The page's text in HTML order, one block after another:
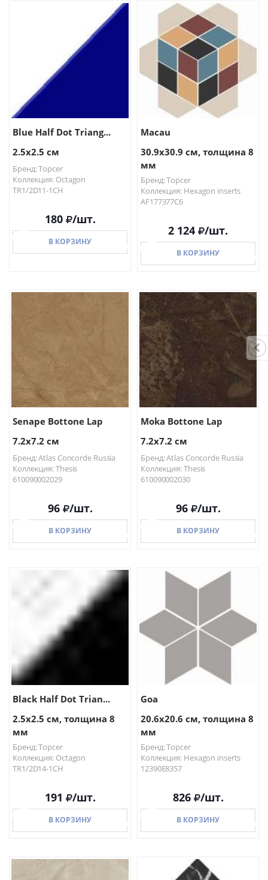
В КОРЗИНУ
Blue Half Dot Triang...
2.5x2.5 см
Бренд: Topcer
Коллекция: Octagon
TR1/2D11-1CH
180 /шт.
В КОРЗИНУ
Macau
30.9x30.9 см, толщина 8
мм
Бренд: Topcer
Коллекция: Hexagon inserts
AF177377C6
2 124 /шт.
В КОРЗИНУ
В КОРЗИНУ
Senape Bottone Lap
7.2x7.2 см
Бренд: Atlas Concorde Russia
Коллекция: Thesis
610090002029
96 /шт.
В КОРЗИНУ
В КОРЗИНУ
Moka Bottone Lap
7.2x7.2 см
Бренд: Atlas Concorde Russia
Коллекция: Thesis
610090002030
96 /шт.
В КОРЗИНУ
Black Half Dot Trian...
2.5x2.5 см, толщина 8
мм
Бренд: Topcer
Коллекция: Octagon
TR1/2D14-1CH
191 /шт.
В КОРЗИНУ
Goa
20.6x20.6 см, толщина 8
мм
Бренд: Topcer
Коллекция: Hexagon inserts
12390E8357
826 /шт.
В КОРЗИНУ